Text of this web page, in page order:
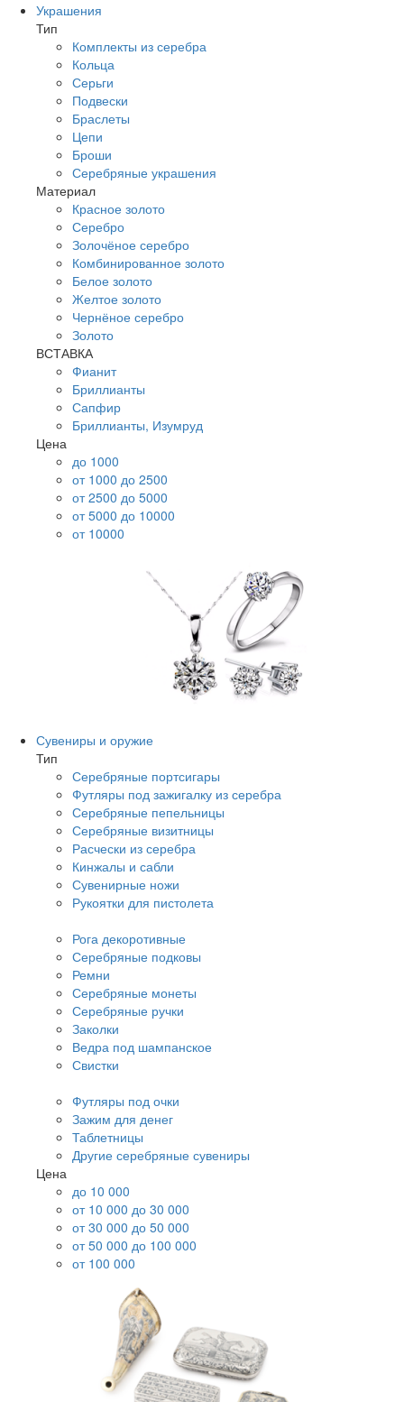
Украшения
Тип
Комплекты из серебра
Кольца
Серьги
Подвески
Браслеты
Цепи
Броши
Серебряные украшения
Материал
Красное золото
Серебро
Золочёное серебро
Комбинированное золото
Белое золото
Желтое золото
Чернёное серебро
Золото
ВСТАВКА
Фианит
Бриллианты
Сапфир
Бриллианты, Изумруд
Цена
до 1000
от 1000 до 2500
от 2500 до 5000
от 5000 до 10000
от 10000
Сувениры и оружие
Тип
Серебряные портсигары
Футляры под зажигалку из серебра
Серебряные пепельницы
Серебряные визитницы
Расчески из серебра
Кинжалы и сабли
Сувенирные ножи
Рукоятки для пистолета
Рога декоротивные
Серебряные подковы
Ремни
Серебряные монеты
Серебряные ручки
Заколки
Ведра под шампанское
Свистки
Футляры под очки
Зажим для денег
Таблетницы
Другие серебряные сувениры
Цена
до 10 000
от 10 000 до 30 000
от 30 000 до 50 000
от 50 000 до 100 000
от 100 000